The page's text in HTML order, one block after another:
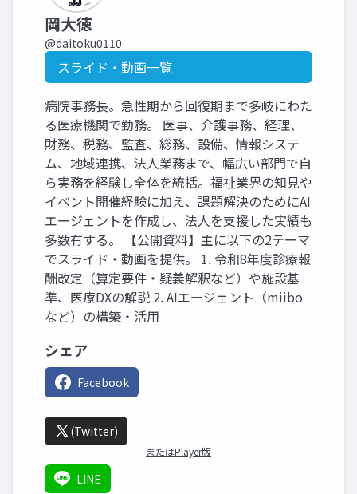
岡大徳
@daitoku0110
スライド・動画一覧
病院事務長。急性期から回復期まで多岐にわた
る医療機関で勤務。 医事、介護事務、経理、
財務、税務、監査、総務、設備、情報システ
ム、地域連携、法人業務まで、幅広い部門で自
ら実務を経験し全体を統括。福祉業界の知見や
イベント開催経験に加え、課題解決のためにAI
エージェントを作成し、法人を支援した実績も
多数有する。 【公開資料】主に以下の2テーマ
でスライド・動画を提供。 1. 令和8年度診療報
酬改定（算定要件・疑義解釈など）や施設基
準、医療DXの解説 2. AIエージェント（miibo
など）の構築・活用
シェア
Facebook
(Twitter)
またはPlayer版
LINE